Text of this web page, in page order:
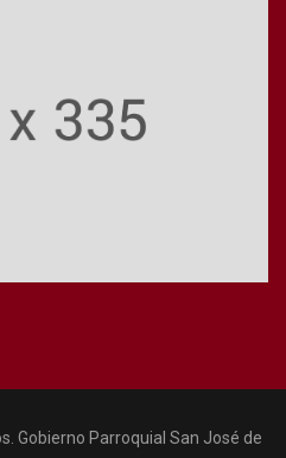
Gobierno Parroquial San José de